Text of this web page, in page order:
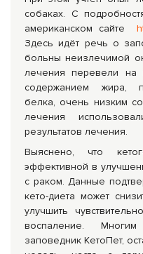
собаках. С
американском сайте
Здесь идёт речь о
больны неизлечимой
лечения перевели на
содержанием жира,
белка, очень низким
лечения
результатов лечения.
Выяснено, что
эффективной в
с раком. Данные
кето-диета может
улучшить
воспаление.
заповедник КетоПет,